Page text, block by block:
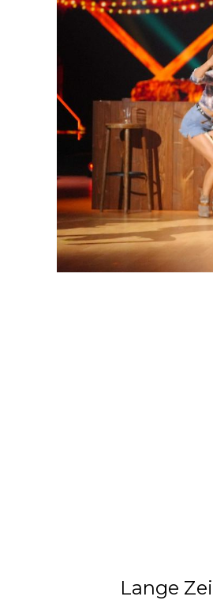
Lange